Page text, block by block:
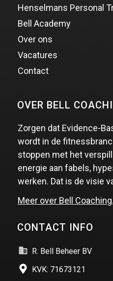
Henselmans Personal
Bell Academy
Over ons
Vacatures
Contact
OVER BELL
Zorgen dat Evidence-
wordt in de
stoppen met het
energie aan fabels,
werken. Dat is de visie
Meer over Bell
CONTACT INFO
R. Bell Beheer BV
KVK: 71673121